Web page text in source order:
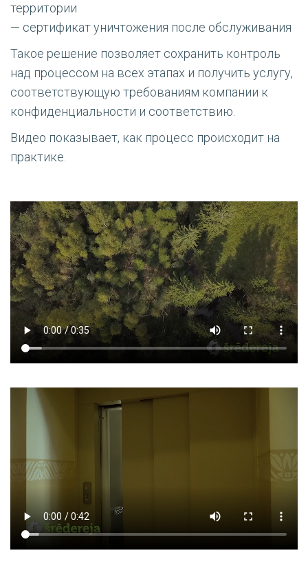
территории
— сертификат уничтожения после обслуживания
Такое решение позволяет сохранить контроль
над процессом на всех этапах и получить услугу,
соответствующую требованиям компании к
конфиденциальности и соответствию.
Видео показывает, как процесс происходит на
практике.